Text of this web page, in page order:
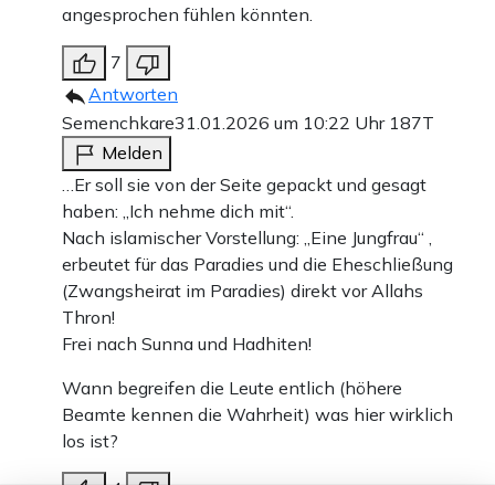
angesprochen fühlen könnten.
7
Antworten
Semenchkare31.01.2026 um 10:22 Uhr 187T
Melden
…Er soll sie von der Seite gepackt und gesagt
haben: „Ich nehme dich mit“.
Nach islamischer Vorstellung: „Eine Jungfrau“ ,
erbeutet für das Paradies und die Eheschließung
(Zwangsheirat im Paradies) direkt vor Allahs
Thron!
Frei nach Sunna und Hadhiten!
Wann begreifen die Leute entlich (höhere
Beamte kennen die Wahrheit) was hier wirklich
los ist?